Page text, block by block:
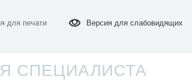
Версия для слабовидящих
для печати
СПЕЦИАЛИСТА